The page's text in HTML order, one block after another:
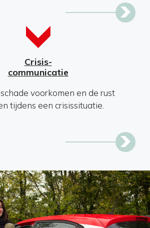
Crisis-
communicatie
voorkomen en de rust
tijdens een crisissituatie.